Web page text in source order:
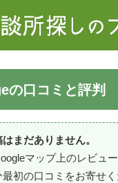
口コミと評判
まだありません。
マップ上のレビュ
初の口コミをお寄せく